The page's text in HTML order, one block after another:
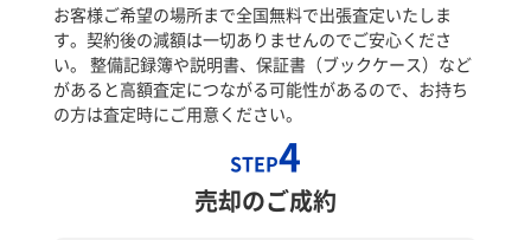
お客様ご希望の場所まで全国無料で出張査定いたしま
す。契約後の減額は一切ありませんのでご安心くださ
い。 整備記録簿や説明書、保証書（ブックケース）など
があると高額査定につながる可能性があるので、お持ち
の方は査定時にご用意ください。
STEP4
売却のご成約